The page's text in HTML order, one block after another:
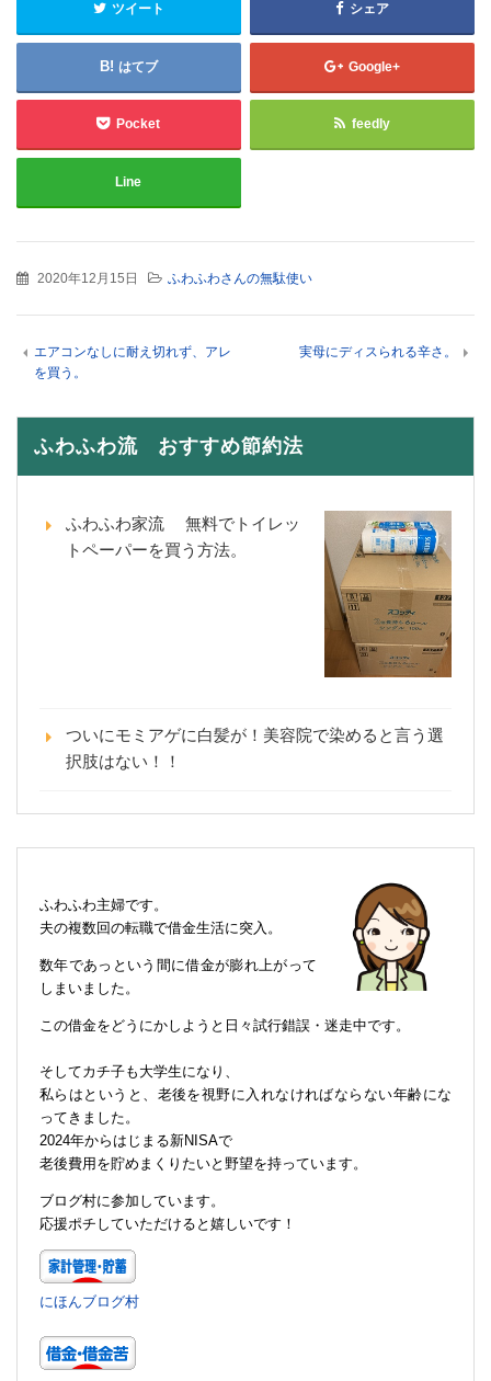
ツイート シェア
はてブ Google+
Pocket feedly
Line
2020年12月15日 ふわふわさんの無駄使い
エアコンなしに耐え切れず、アレ
を買う。
実母にディスられる辛さ。
ふわふわ流 おすすめ節約法
ふわふわ家流 無料でトイレッ
トペーパーを買う方法。
ついにモミアゲに白髪が！美容院で染めると言う選
択肢はない！！
ふわふわ主婦です。
夫の複数回の転職で借金生活に突入。
数年であっという間に借金が膨れ上がって
しまいました。
この借金をどうにかしようと日々試行錯誤・迷走中です。
そしてカチ子も大学生になり、
私らはというと、老後を視野に入れなければならない年齢にな
ってきました。
2024年からはじまる新NISAで
老後費用を貯めまくりたいと野望を持っています。
ブログ村に参加しています。
応援ポチしていただけると嬉しいです！
にほんブログ村